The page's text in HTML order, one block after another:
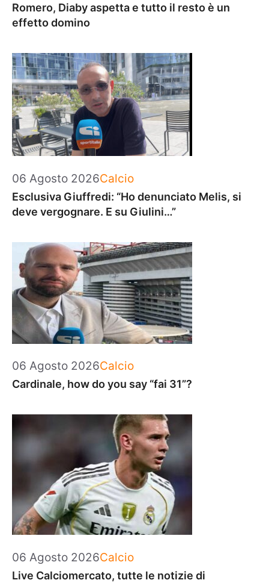
Romero, Diaby aspetta e tutto il resto è un
effetto domino
06 Agosto 2026Categorie
Calcio
Esclusiva Giuffredi: “Ho denunciato Melis, si
deve vergognare. E su Giulini…”
06 Agosto 2026Categorie
Calcio
Cardinale, how do you say “fai 31”?
06 Agosto 2026Categorie
Calcio
Live Calciomercato, tutte le notizie di